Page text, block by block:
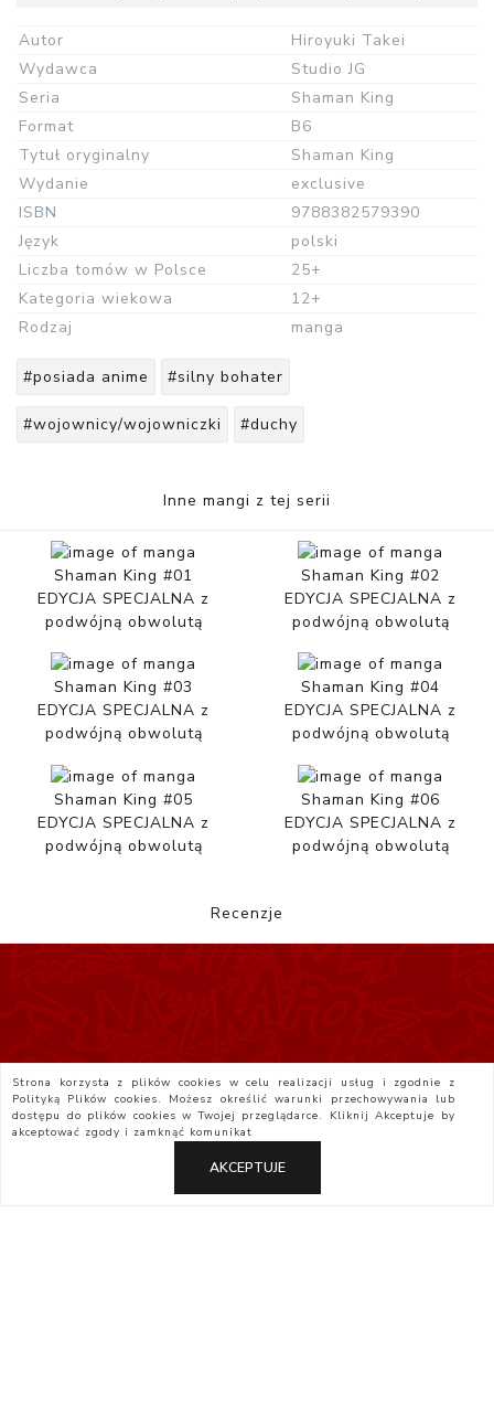
Autor
Hiroyuki Takei
Wydawca
Studio JG
Seria
Shaman King
Format
B6
Tytuł oryginalny
Shaman King
Wydanie
exclusive
ISBN
9788382579390
Język
polski
Liczba tomów w Polsce
25+
Kategoria wiekowa
12+
Rodzaj
manga
#posiada anime #silny bohater
#wojownicy/wojowniczki #duchy
Inne mangi z tej serii
Shaman King #01
EDYCJA SPECJALNA z
podwójną obwolutą
Shaman King #02
EDYCJA SPECJALNA z
podwójną obwolutą
Shaman King #03
EDYCJA SPECJALNA z
podwójną obwolutą
Shaman King #04
EDYCJA SPECJALNA z
podwójną obwolutą
Shaman King #05
EDYCJA SPECJALNA z
podwójną obwolutą
Shaman King #06
EDYCJA SPECJALNA z
podwójną obwolutą
Recenzje
Strona korzysta z plików cookies w celu realizacji usług i zgodnie z
Polityką Plików cookies. Możesz określić warunki przechowywania lub
dostępu do plików cookies w Twojej przeglądarce. KliknijAkceptuje by
akceptować zgody i zamknąć komunikat
AKCEPTUJE